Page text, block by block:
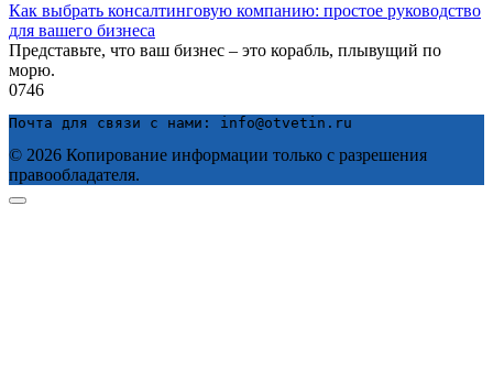
Как выбрать консалтинговую компанию: простое руководство
для вашего бизнеса
Представьте, что ваш бизнес – это корабль, плывущий по
морю.
0746
Почта для связи с нами: info@otvetin.ru
© 2026 Копирование информации только с разрешения
правообладателя.